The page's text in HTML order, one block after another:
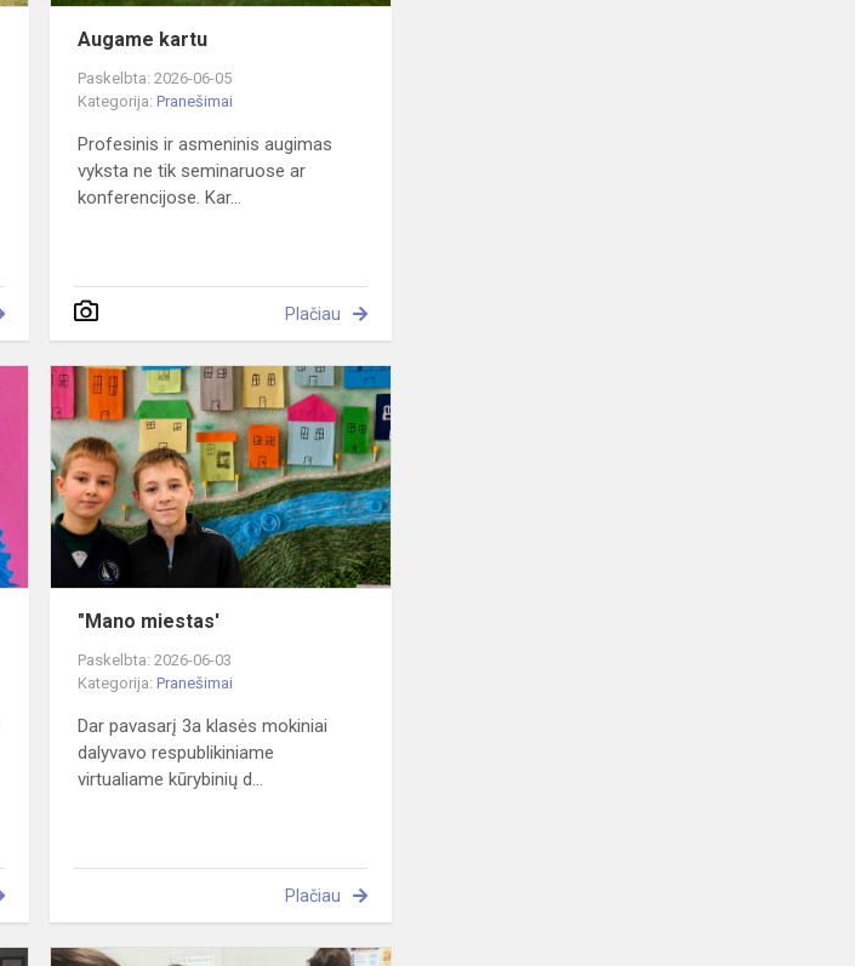
Augame kartu
Paskelbta: 2026-06-05
Kategorija:Pranešimai
Profesinis ir asmeninis augimas
vyksta ne tik seminaruose ar
konferencijose. Kar...
Plačiau
"Ačiū,
mama"
"Mano
miestas'
"Mano miestas'
Paskelbta: 2026-06-03
Kategorija:Pranešimai
Dar pavasarį 3a klasės mokiniai
dalyvavo respublikiniame
virtualiame kūrybinių d...
Plačiau
Staigmena Integruoto